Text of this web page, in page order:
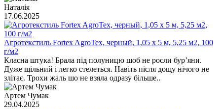
Наталія
17.06.2025
Агротекстиль Fortex AgroTex, черный, 1,05 х 5 м, 5,25 м2, 100
г/м2
Класна штука! Брала під полуницю шоб не росли бур’яни.
Дуже щільний і легко стелеться. Навіть після дощу нічого не
злітає. Трохи жаль шо не взяла одразу більше..
Артем Чумак
29.04.2025